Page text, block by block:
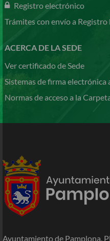
Registro electrónico
Trámites con envío a
ACERCA DE LA SEDE
Ver certificado de Sede
Sistemas de firma electrónica
Normas de acceso a la
Ayuntamiento de Pamplona.